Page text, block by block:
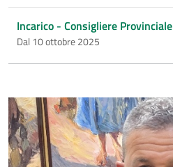
Incarico - Consigliere Provinciale
Dal 10 ottobre 2025